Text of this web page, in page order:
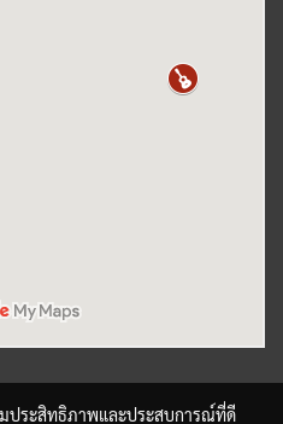
มประสิทธิภาพและประสบการณ์ที่ดี